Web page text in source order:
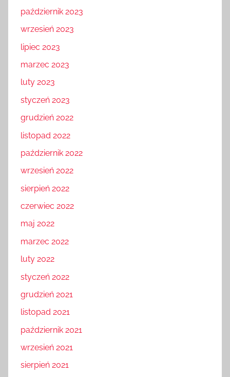
październik 2023
wrzesień 2023
lipiec 2023
marzec 2023
luty 2023
styczeń 2023
grudzień 2022
listopad 2022
październik 2022
wrzesień 2022
sierpień 2022
czerwiec 2022
maj 2022
marzec 2022
luty 2022
styczeń 2022
grudzień 2021
listopad 2021
październik 2021
wrzesień 2021
sierpień 2021